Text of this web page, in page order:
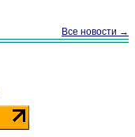
Все новости →